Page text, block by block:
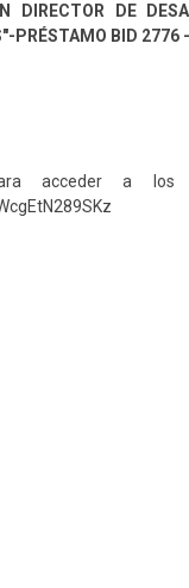
DE
PRÉSTAMO BID 2776
acceder a los